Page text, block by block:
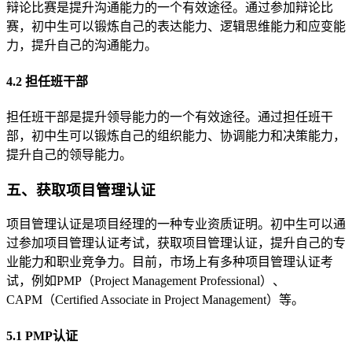
辩论比赛是提升沟通能力的一个有效途径。通过参加辩论比
赛，初中生可以锻炼自己的表达能力、逻辑思维能力和应变能
力，提升自己的沟通能力。
4.2 担任班干部
担任班干部是提升领导能力的一个有效途径。通过担任班干
部，初中生可以锻炼自己的组织能力、协调能力和决策能力，
提升自己的领导能力。
五、获取项目管理认证
项目管理认证是项目经理的一种专业资质证明。初中生可以通
过参加项目管理认证考试，获取项目管理认证，提升自己的专
业能力和职业竞争力。目前，市场上有多种项目管理认证考
试，例如PMP（Project Management Professional）、
CAPM（Certified Associate in Project Management）等。
5.1 PMP认证